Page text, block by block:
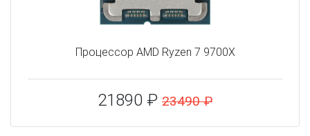
Процессор AMD Ryzen 7 9700X
21890 ₽ 23490 ₽